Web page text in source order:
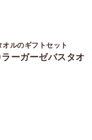
ルのギフトセット
ーガーゼバスタオ